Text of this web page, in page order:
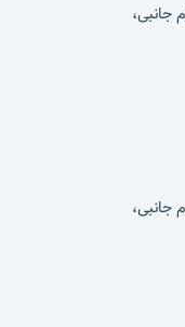
جانبی،
جانبی،